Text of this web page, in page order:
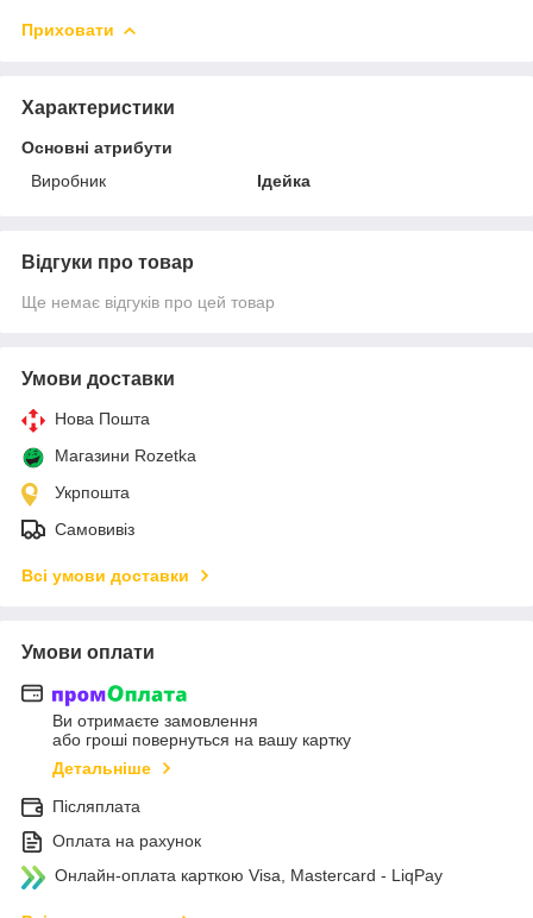
Приховати
Характеристики
Основні атрибути
Виробник
Ідейка
Відгуки про товар
Ще немає відгуків про цей товар
Умови доставки
Нова Пошта
Магазини Rozetka
Укрпошта
Самовивіз
Всі умови доставки
Умови оплати
Ви отримаєте замовлення
або гроші повернуться на вашу картку
Детальніше
Післяплата
Оплата на рахунок
Онлайн-оплата карткою Visa, Mastercard - LiqPay